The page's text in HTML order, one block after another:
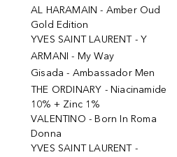
AL HARAMAIN - Amber Oud
Gold Edition
YVES SAINT LAURENT - Y
ARMANI - My Way
Gisada - Ambassador Men
THE ORDINARY - Niacinamide
10% + Zinc 1%
VALENTINO - Born In Roma
Donna
YVES SAINT LAURENT -